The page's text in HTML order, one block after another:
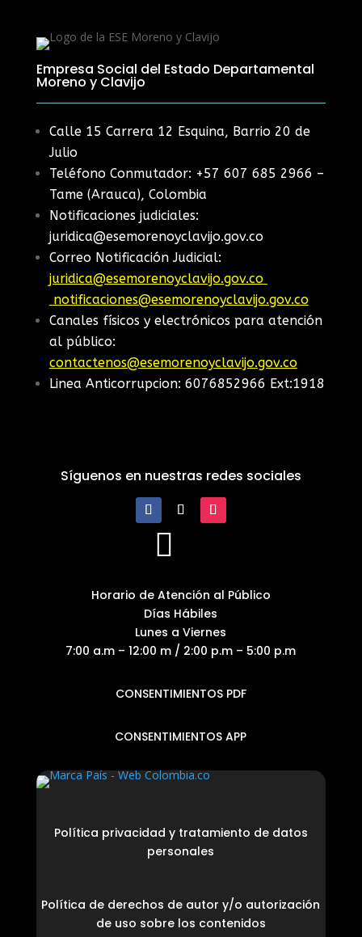
Empresa Social del Estado Departamental
Moreno y Clavijo
Calle 15 Carrera 12 Esquina, Barrio 20 de
Julio
Teléfono Conmutador: +57 607 685 2966 –
Tame (Arauca), Colombia
Notificaciones judiciales:
juridica@esemorenoyclavijo.gov.co
Correo Notificación Judicial:
juridica@esemorenoyclavijo.gov.co
notificaciones@esemorenoyclavijo.gov.co
Canales físicos y electrónicos para atención
al público:
contactenos@esemorenoyclavijo.gov.co
Linea Anticorrupcion: 6076852966 Ext:1918
Síguenos en nuestras redes sociales

Horario de Atención al Público
Días Hábiles
Lunes a Viernes
7:00 a.m – 12:00 m / 2:00 p.m – 5:00 p.m
CONSENTIMIENTOS PDF
CONSENTIMIENTOS APP
Política privacidad y tratamiento de datos
personales
Política de derechos de autor y/o autorización
de uso sobre los contenidos